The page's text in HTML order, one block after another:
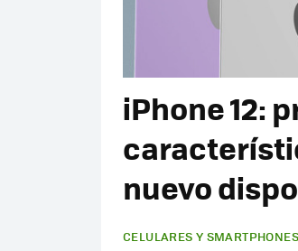
iPhone 12:
nuevo
CELULARES Y SMARTPHONES